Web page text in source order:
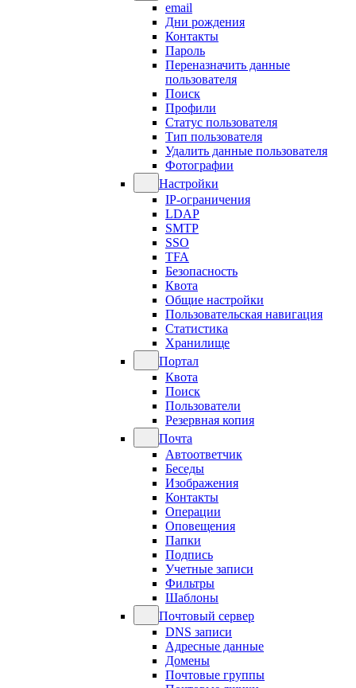
email
Дни рождения
Контакты
Пароль
Переназначить данные
пользователя
Поиск
Профили
Статус пользователя
Тип пользователя
Удалить данные пользователя
Фотографии
Настройки
IP-ограничения
LDAP
SMTP
SSO
TFA
Безопасность
Квота
Общие настройки
Пользовательская навигация
Статистика
Хранилище
Портал
Квота
Поиск
Пользователи
Резервная копия
Почта
Автоответчик
Беседы
Изображения
Контакты
Операции
Оповещения
Папки
Подпись
Учетные записи
Фильтры
Шаблоны
Почтовый сервер
DNS записи
Адресные данные
Домены
Почтовые группы